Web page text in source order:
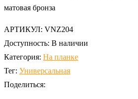
матовая бронза
АРТИКУЛ: VNZ204
Доступность: В наличии
Категория: На планке
Тег: Универсальная
Поделиться: